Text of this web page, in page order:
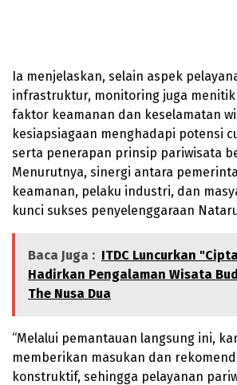
Ia menjelaskan, selain aspek
infrastruktur, monitoring juga
faktor keamanan dan keselamatan
kesiapsiagaan menghadapi potensi
serta penerapan prinsip pariwisata
Menurutnya, sinergi antara
keamanan, pelaku industri, dan
kunci sukses penyelenggaraan
Baca Juga : ITDC Luncurkan
Hadirkan Pengalaman Wisata
The Nusa Dua
“Melalui pemantauan langsung ini,
memberikan masukan dan
konstruktif, sehingga pelayanan